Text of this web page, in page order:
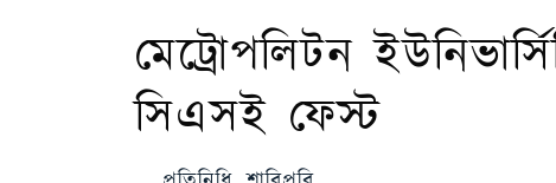
মেট্রোপলিটন
সিএসই ফেস্ট